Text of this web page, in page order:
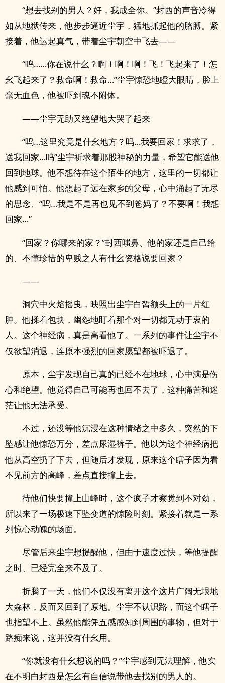
“想去找别的男人？好，我成全你。”封西的声音冷得
如从地狱传来，他步步逼近尘宇，猛地抓起他的胳膊。紧
接着，他运起真气，带着尘宇朝空中飞去——
“呜……你在说什幺？啊！啊！啊！飞！飞起来了！怎
幺飞起来了？救命啊！救命…”尘宇惊恐地瞪大眼睛，脸上
毫无血色，他被吓到魂不附体。
——尘宇无助又绝望地大哭了起来
“呜…这里究竟是什幺地方？呜…我要回家！求求了，
送我回家…呜”尘宇祈求着那股神秘的力量，希望它能送他
回到地球。他不想待在这个陌生的地方，这里的一切都让
他感到可怕。他想起了远在家乡的父母，心中涌起了无尽
的思念、“呜…我是不是再也见不到爸妈了？不要啊！我想
回家…”
“回家？你哪来的家？”封西嗤鼻、他的家还是自己给
的、不懂珍惜的卑贱之人有什幺资格说要回家？
——
洞穴中火焰摇曳，映照出尘宇白皙额头上的一片红
肿。他揉着包块，幽怨地盯着那个对一切都无动于衷的
人。这个神经病，真是高看他了。一系列的事件让尘宇不
仅欲望消退，连原本强烈的回家愿望都被吓退了。
原本，尘宇发现自己真的已经不在地球，心中满是伤
心和绝望。他觉得自己可能再也回不去了，这种痛苦和迷
茫让他无法承受。
不过，还没等他沉浸在这种情绪之中多久，突然的下
坠感让他惊恐万分，差点尿湿裤子。他以为这个神经病把
他从高空扔了下去，但随后才发现，原来这个瞎子因为看
不见前方的高峰，差点直接撞上去。
待他们快要撞上山峰时，这个疯子才察觉到不对劲，
所以来了一场极速下坠变道的惊险时刻。紧接着就是一系
列惊心动魄的场面。
尽管后来尘宇想提醒他，但由于速度过快，等他提醒
之时、已经完全来不及了。
折腾了一天，他们不仅没有离开这个这片广阔无垠地
大森林，反而又回到了原地。尘宇不认识路，而这个瞎子
也指望不上。虽然他能凭五感感知到周围的事物，但对于
路痴来说，这并没有什幺用。
“你就没有什幺想说的吗？”尘宇感到无法理解，他实
在不明白封西是怎幺有自信说带他去找别的男人的。